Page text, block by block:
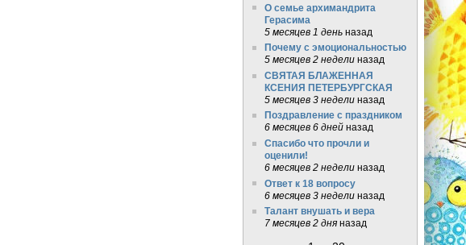
О семье архимандрита
Герасима
5 месяцев 1 деньназад
Почему с эмоциональностью
5 месяцев 2 неделиназад
СВЯТАЯ БЛАЖЕННАЯ
КСЕНИЯ ПЕТЕРБУРГСКАЯ
5 месяцев 3 неделиназад
Поздравление с праздником
6 месяцев 6 днейназад
Спасибо что прочли и
оценили!
6 месяцев 2 неделиназад
Ответ к 18 вопросу
6 месяцев 3 неделиназад
Талант внушать и вера
7 месяцев 2 дняназад